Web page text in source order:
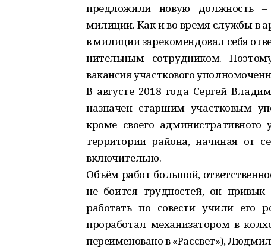
предложили новую должность –
милиции. Как и во время службы в
в милиции зарекомендовал себя
нительным сотрудником.
вакансия участкового
В августе 2018 года Сергей
назначен старшим участковым
кроме своего
территории района, начиная от
включительно.
Объём работ большой,
не боится трудностей, он
работать по совести учили его
проработал механизатором в
переименовано в «Рассвет»),